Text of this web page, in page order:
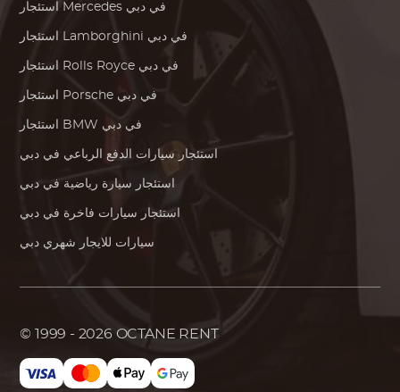
Mercedes في دبي
Lamborghini في دبي
Rolls Royce في دبي
Porsche في دبي
BMW في دبي
استئجار سيارات الدفع الرباعي في دبي
استئجار سيارة رياضية في دبي
استئجار سيارات فاخرة في دبي
سيارات للايجار شهري دبي
© 1999 - 2026 OCTANE RENT